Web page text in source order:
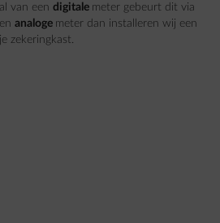
van een digitale meter gebeurt dit via
analoge meter dan installeren wij een
zekeringkast.